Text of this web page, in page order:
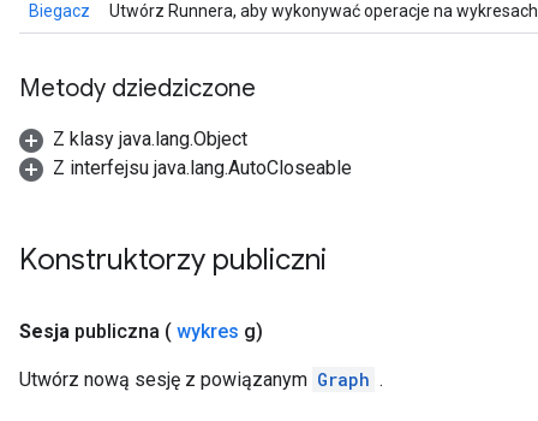
Biegacz
Utwórz Runnera, aby wykonywać operacje na
Metody dziedziczone
Z klasy java.lang.Object
Z interfejsu java.lang.AutoCloseable
Konstruktorzy publiczni
Sesja publiczna ( wykres g)
Utwórz nową sesję z powiązanym Graph .